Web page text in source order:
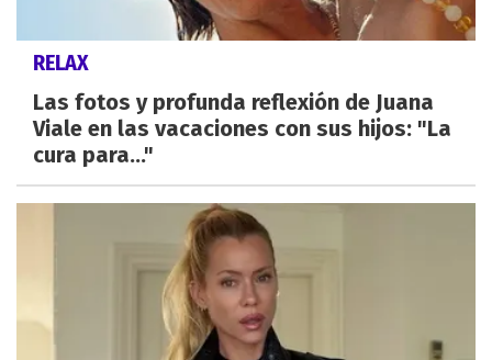
RELAX
Las fotos y profunda reflexión de Juana
Viale en las vacaciones con sus hijos: "La
cura para..."